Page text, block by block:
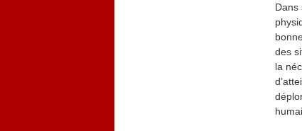
Dans
des
la